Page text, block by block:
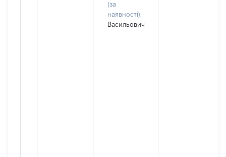
(за
наявності):
Васильович